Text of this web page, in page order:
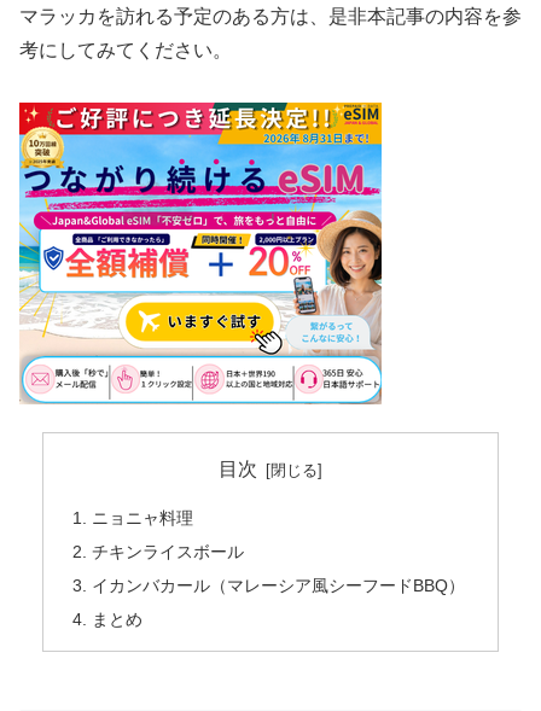
マラッカを訪れる予定のある方は、是非本記事の内容を参
考にしてみてください。
目次
ニョニャ料理
チキンライスボール
イカンバカール（マレーシア風シーフードBBQ）
まとめ